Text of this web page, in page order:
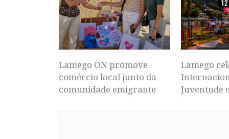
Lamego ON promove
comércio local junto da
comunidade emigrante
Lamego
Juventude